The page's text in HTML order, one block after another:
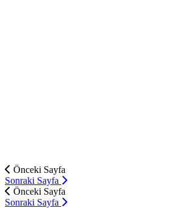
Önceki Sayfa
Sonraki Sayfa
Önceki Sayfa
Sonraki Sayfa